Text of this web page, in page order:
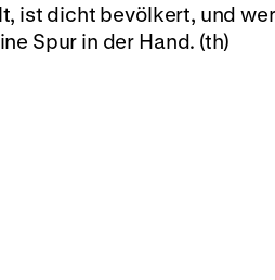
ist dicht bevölkert, und
Spur in der Hand. (th)